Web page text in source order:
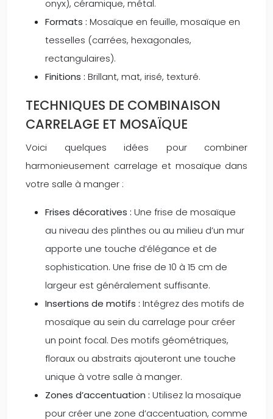
onyx), céramique, métal.
Formats : Mosaïque en feuille, mosaïque en
tesselles (carrées, hexagonales,
rectangulaires).
Finitions : Brillant, mat, irisé, texturé.
TECHNIQUES DE COMBINAISON
CARRELAGE ET MOSAÏQUE
Voici quelques idées pour combiner
harmonieusement carrelage et mosaïque dans
votre salle à manger :
Frises décoratives : Une frise de mosaïque
au niveau des plinthes ou au milieu d’un mur
apporte une touche d’élégance et de
sophistication. Une frise de 10 à 15 cm de
largeur est généralement suffisante.
Insertions de motifs : Intégrez des motifs de
mosaïque au sein du carrelage pour créer
un point focal. Des motifs géométriques,
floraux ou abstraits ajouteront une touche
unique à votre salle à manger.
Zones d’accentuation : Utilisez la mosaïque
pour créer une zone d’accentuation, comme